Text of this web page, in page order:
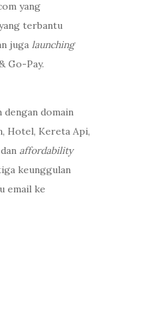
yang
terbantu
juga launching
Go-Pay.
dengan domain
Hotel, Kereta Api,
affordability
keunggulan
email ke